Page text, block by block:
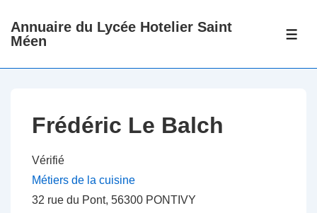
passer
au
contenu
Annuaire du Lycée Hotelier Saint
Méen
Frédéric Le Balch
Vérifié
Métiers de la cuisine
32 rue du Pont, 56300 PONTIVY